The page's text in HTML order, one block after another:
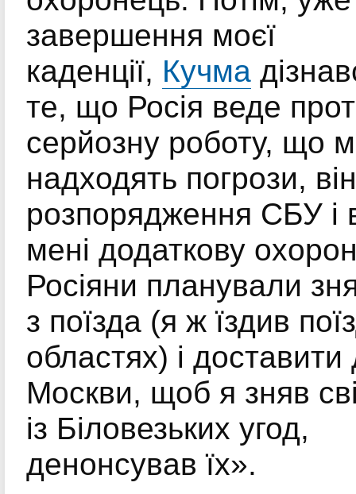
завершення моєї
каденції, Кучма
те, що Росія веде
серйозну роботу, що
надходять погрози,
розпорядження СБУ і
мені додаткову
Росіяни планували
з поїзда (я ж їздив
областях) і доставити
Москви, щоб я зняв
із Біловезьких угод,
денонсував їх».